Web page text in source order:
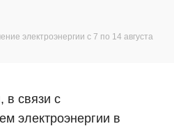
электроэнергии с 7 по 14 августа
в связи с
электроэнергии в